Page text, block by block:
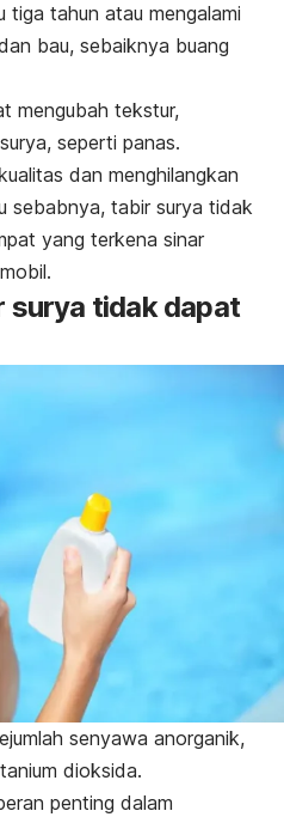
tahun atau mengalami
bau, sebaiknya buang
mengubah tekstur,
seperti panas.
dan menghilangkan
sebabnya, tabir surya tidak
yang terkena sinar
surya tidak dapat
senyawa anorganik,
dioksida.
penting dalam